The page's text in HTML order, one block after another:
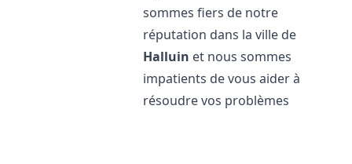
sommes fiers de notre
réputation dans la ville de
Halluin et nous sommes
impatients de vous aider à
résoudre vos problèmes